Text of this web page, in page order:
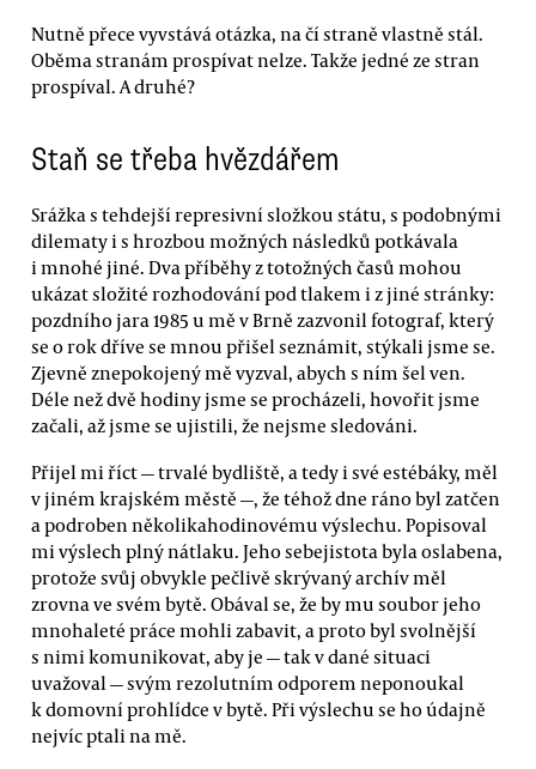
Nutně přece vyvstává otázka, na čí straně vlastně stál.
Oběma stranám prospívat nelze. Takže jedné ze stran
prospíval. A druhé?
Staň se třeba hvězdářem
Srážka s tehdejší represivní složkou státu, s podobnými
dilematy i s hrozbou možných následků potkávala
i mnohé jiné. Dva příběhy z totožných časů mohou
ukázat složité rozhodování pod tlakem i z jiné stránky:
pozdního jara 1985 u mě v Brně zazvonil fotograf, který
se o rok dříve se mnou přišel seznámit, stýkali jsme se.
Zjevně znepokojený mě vyzval, abych s ním šel ven.
Déle než dvě hodiny jsme se procházeli, hovořit jsme
začali, až jsme se ujistili, že nejsme sledováni.
Přijel mi říct — trvalé bydliště, a tedy i své estébáky, měl
v jiném krajském městě —, že téhož dne ráno byl zatčen
a podroben několikahodinovému výslechu. Popisoval
mi výslech plný nátlaku. Jeho sebejistota byla oslabena,
protože svůj obvykle pečlivě skrývaný archív měl
zrovna ve svém bytě. Obával se, že by mu soubor jeho
mnohaleté práce mohli zabavit, a proto byl svolnější
s nimi komunikovat, aby je — tak v dané situaci
uvažoval — svým rezolutním odporem neponoukal
k domovní prohlídce v bytě. Při výslechu se ho údajně
nejvíc ptali na mě.